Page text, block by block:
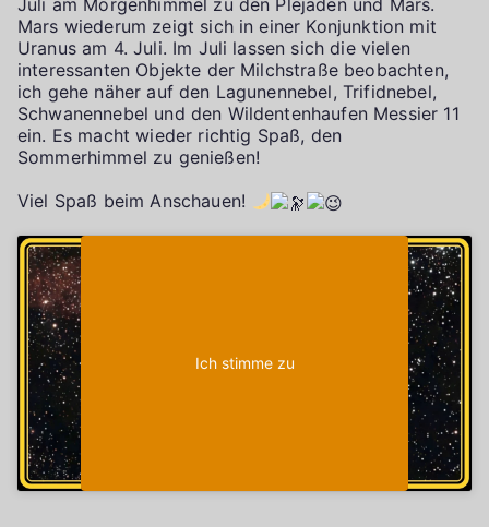
Juli am Morgenhimmel zu den Plejaden und Mars.
Mars wiederum zeigt sich in einer Konjunktion mit
Uranus am 4. Juli. Im Juli lassen sich die vielen
interessanten Objekte der Milchstraße beobachten,
ich gehe näher auf den Lagunennebel, Trifidnebel,
Schwanennebel und den Wildentenhaufen Messier 11
ein. Es macht wieder richtig Spaß, den
Sommerhimmel zu genießen!
Viel Spaß beim Anschauen!
Ich stimme zu